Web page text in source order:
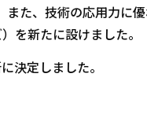
た、技術の応用力に
を新たに設けました。
決定しました。